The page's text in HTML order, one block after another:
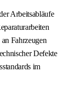
Arbeitsabläufe
Fahrzeugen
Defekte
im